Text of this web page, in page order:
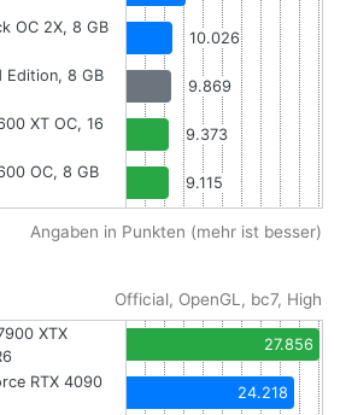
OC 2X, 8 GB
10.026
Edition, 8 GB
9.869
XT OC, 16
9.373
OC, 8 GB
9.115
Angaben in Punkten (mehr ist besser)
Official, OpenGL, bc7, High
XTX
27.856
RTX 4090
24.218